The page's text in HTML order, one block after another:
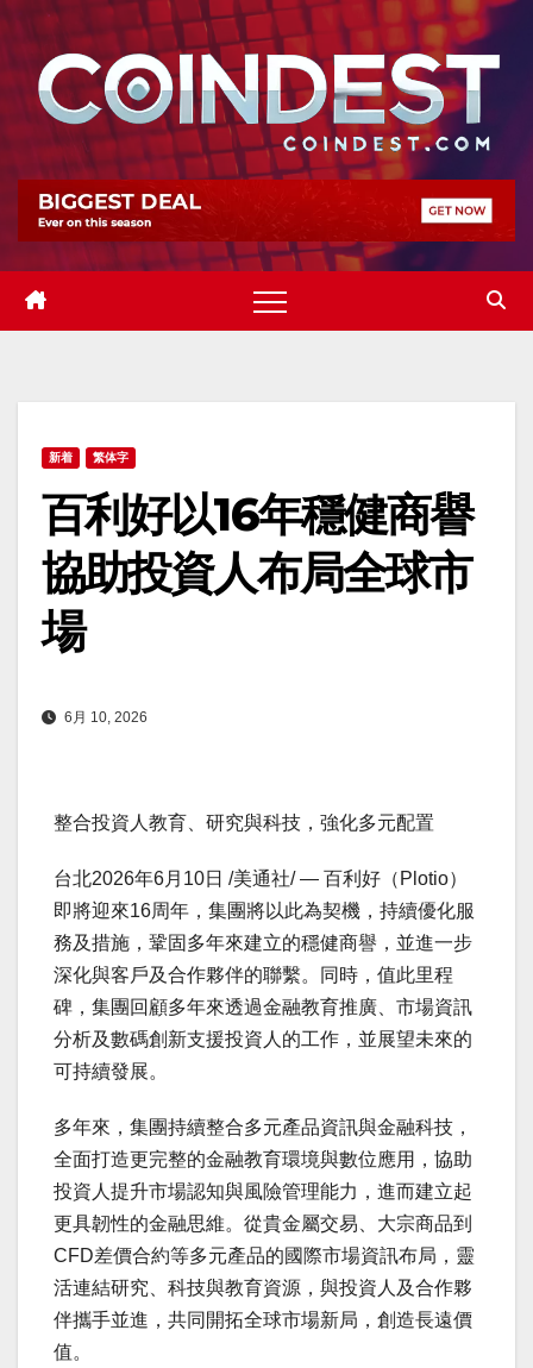
Skip
content
新着 繁体字
百利好以16年穩健商譽
協助投資人布局全球市
場
6月 10, 2026
整合投資人教育、研究與科技，強化多元配置
台北2026年6月10日 /美通社/ — 百利好（Plotio）
即將迎來16周年，集團將以此為契機，持續優化服
務及措施，鞏固多年來建立的穩健商譽，並進一步
深化與客戶及合作夥伴的聯繫。同時，值此里程
碑，集團回顧多年來透過金融教育推廣、市場資訊
分析及數碼創新支援投資人的工作，並展望未來的
可持續發展。
多年來，集團持續整合多元產品資訊與金融科技，
全面打造更完整的金融教育環境與數位應用，協助
投資人提升市場認知與風險管理能力，進而建立起
更具韌性的金融思維。從貴金屬交易、大宗商品到
CFD差價合約等多元產品的國際市場資訊布局，靈
活連結研究、科技與教育資源，與投資人及合作夥
伴攜手並進，共同開拓全球市場新局，創造長遠價
值。